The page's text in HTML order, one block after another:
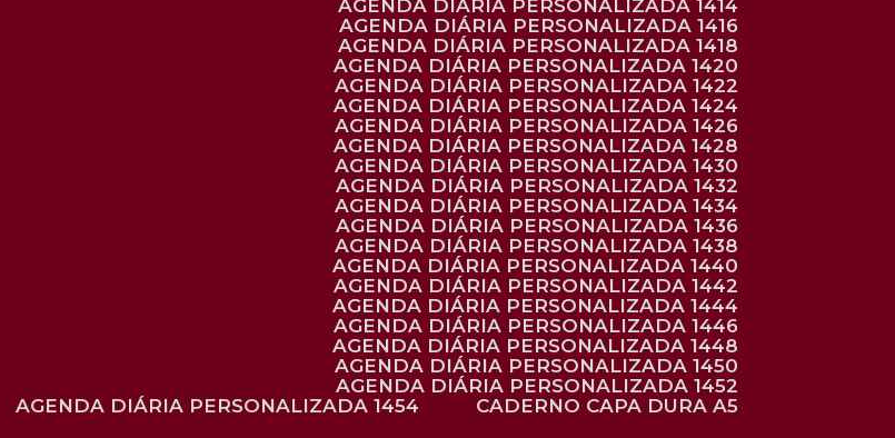
AGENDA DIÁRIA PERSONALIZADA 1414
AGENDA DIÁRIA PERSONALIZADA 1416
AGENDA DIÁRIA PERSONALIZADA 1418
AGENDA DIÁRIA PERSONALIZADA 1420
AGENDA DIÁRIA PERSONALIZADA 1422
AGENDA DIÁRIA PERSONALIZADA 1424
AGENDA DIÁRIA PERSONALIZADA 1426
AGENDA DIÁRIA PERSONALIZADA 1428
AGENDA DIÁRIA PERSONALIZADA 1430
AGENDA DIÁRIA PERSONALIZADA 1432
AGENDA DIÁRIA PERSONALIZADA 1434
AGENDA DIÁRIA PERSONALIZADA 1436
AGENDA DIÁRIA PERSONALIZADA 1438
AGENDA DIÁRIA PERSONALIZADA 1440
AGENDA DIÁRIA PERSONALIZADA 1442
AGENDA DIÁRIA PERSONALIZADA 1444
AGENDA DIÁRIA PERSONALIZADA 1446
AGENDA DIÁRIA PERSONALIZADA 1448
AGENDA DIÁRIA PERSONALIZADA 1450
AGENDA DIÁRIA PERSONALIZADA 1452
AGENDA DIÁRIA PERSONALIZADA 1454
CADERNO CAPA DURA A5